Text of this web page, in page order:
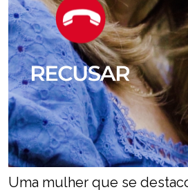
Uma mulher que se